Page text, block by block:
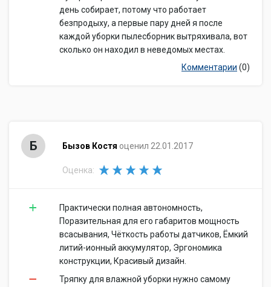
день собирает, потому что работает
безпродыху, а первые пару дней я после
каждой уборки пылесборник вытряхивала, вот
сколько он находил в неведомых местах.
Комментарии (0)
Б Бызов Костя оценил 22.01.2017
Оценка:
Практически полная автономность,
Поразительная для его габаритов мощность
всасывания, Чёткость работы датчиков, Ёмкий
литий-ионный аккумулятор, Эргономика
конструкции, Красивый дизайн.
Тряпку для влажной уборки нужно самому